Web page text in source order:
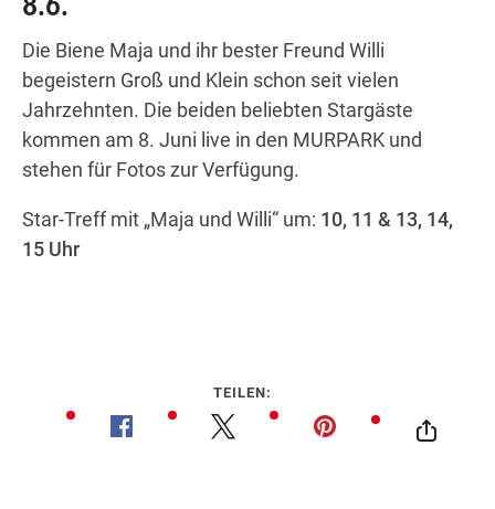
Wegbeschreibung
8.6.
Die Biene Maja und ihr bester Freund Willi
begeistern Groß und Klein schon seit vielen
Jahrzehnten. Die beiden beliebten Stargäste
kommen am 8. Juni live in den MURPARK und
stehen für Fotos zur Verfügung.
Star-Treff mit „Maja und Willi“ um: 10, 11 & 13, 14,
15 Uhr
TEILEN: